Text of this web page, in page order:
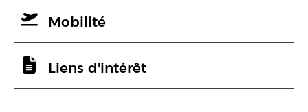
Mobilité
Liens d'intérêt